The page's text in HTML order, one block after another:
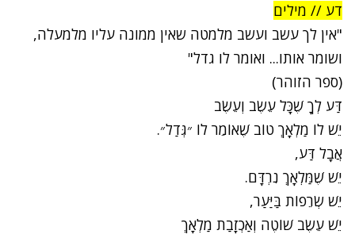
דע // מילים
"אין לך עשב ועשב מלמטה שאין ממונה עליו מלמעלה,
ושומר אותו... ואומר לו גדל"
(ספר הזוהר)
דַּע לְךָ שֶׁכָּל עֵשֶׂב וְעֵשֶׂב
יֵשׁ לוֹ מַלְאָךְ טוֹב שֶׁאוֹמֵר לוֹ ״גְּדַל״.
אֲבָל דַּע,
יֵשׁ שֶׁמַּלְאָךְ נִרְדָּם.
יֵשׁ שְׂרֵפוֹת בַּיַּעַר,
יֵשׁ עֵשֶׂב שׁוֹטֶה וְאַכְזָבַת מַלְאָךְ